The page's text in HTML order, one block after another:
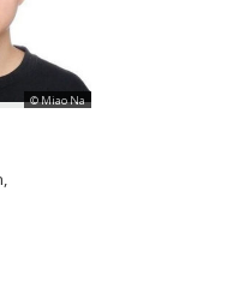
© Miao Na